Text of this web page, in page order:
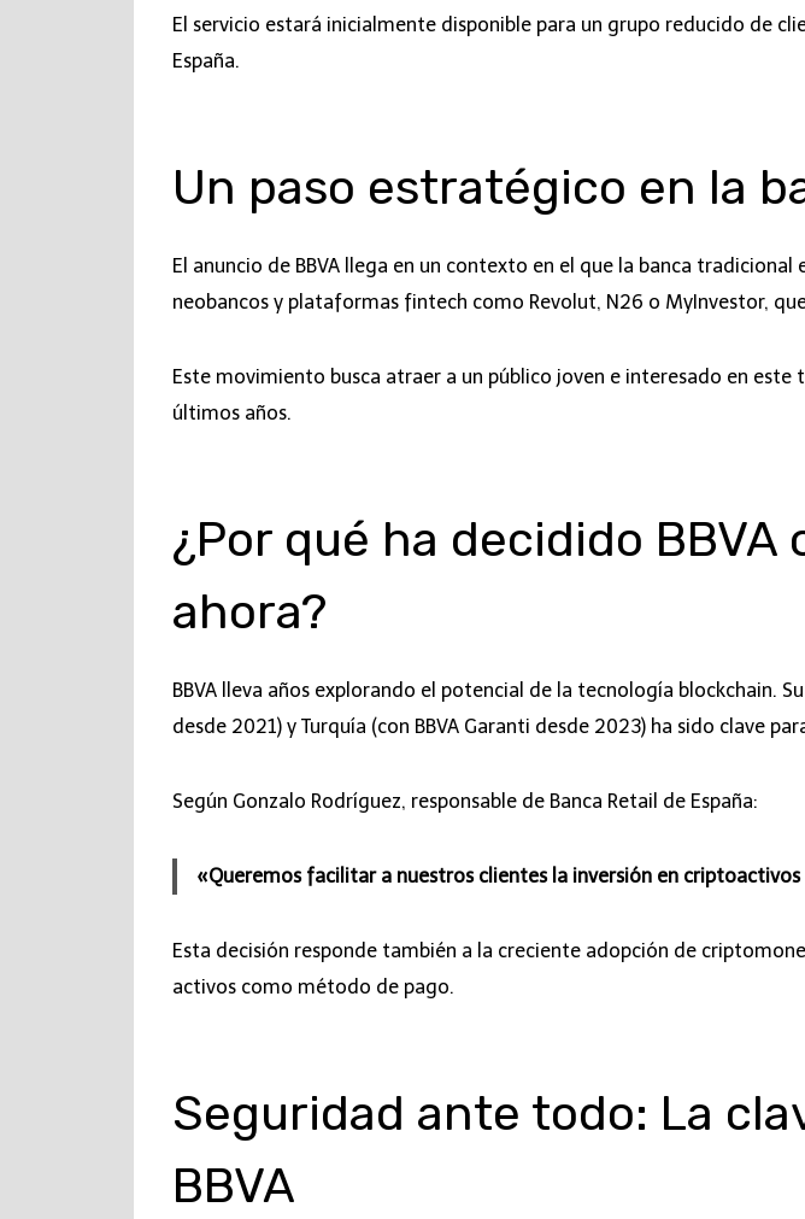
El servicio estará inicialmente disponible para un grupo reducido de
España.
Un paso estratégico en la
El anuncio de BBVA llega en un contexto en el que la banca
neobancos y plataformas fintech como Revolut, N26 o MyInvestor,
Este movimiento busca atraer a un público joven e interesado en
últimos años.
¿Por qué ha decidido
ahora?
BBVA lleva años explorando el potencial de la tecnología blockchain.
desde 2021) y Turquía (con BBVA Garanti desde 2023) ha sido clave
Según Gonzalo Rodríguez, responsable de Banca Retail de España:
«Queremos facilitar a nuestros clientes la inversión en
Esta decisión responde también a la creciente adopción de
activos como método de pago.
Seguridad ante todo: La
BBVA